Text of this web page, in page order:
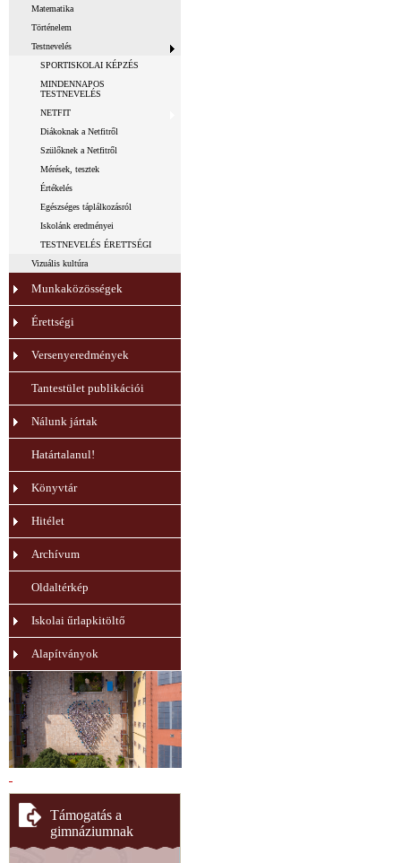
Matematika
Történelem
Testnevelés
SPORTISKOLAI KÉPZÉS
MINDENNAPOS
TESTNEVELÉS
NETFIT
Diákoknak a Netfitről
Szülőknek a Netfitről
Mérések, tesztek
Értékelés
Egészséges táplálkozásról
Iskolánk eredményei
TESTNEVELÉS ÉRETTSÉGI
Vizuális kultúra
Munkaközösségek
Érettségi
Versenyeredmények
Tantestület publikációi
Nálunk jártak
Határtalanul!
Könyvtár
Hitélet
Archívum
Oldaltérkép
Iskolai űrlapkitöltő
Alapítványok
Támogatás a
gimnáziumnak